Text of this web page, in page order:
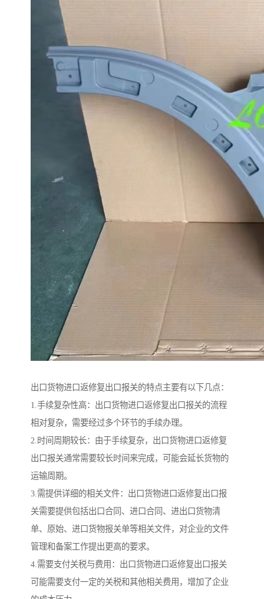
出口货物进口返修复出口报关的特点主要有以下几点：
1.手续复杂性高：出口货物进口返修复出口报关的流程
相对复杂，需要经过多个环节的手续办理。
2.时间周期较长：由于手续复杂，出口货物进口返修复
出口报关通常需要较长时间来完成，可能会延长货物的
运输周期。
3.需提供详细的相关文件：出口货物进口返修复出口报
关需要提供包括出口合同、进口合同、进出口货物清
单、原始、进口货物报关单等相关文件，对企业的文件
管理和备案工作提出更高的要求。
4.需要支付关税与费用：出口货物进口返修复出口报关
可能需要支付一定的关税和其他相关费用，增加了企业